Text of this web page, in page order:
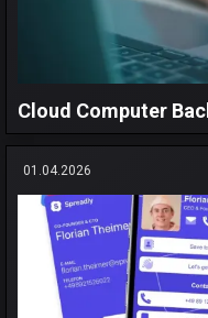
Cloud Computer
01.04.2026